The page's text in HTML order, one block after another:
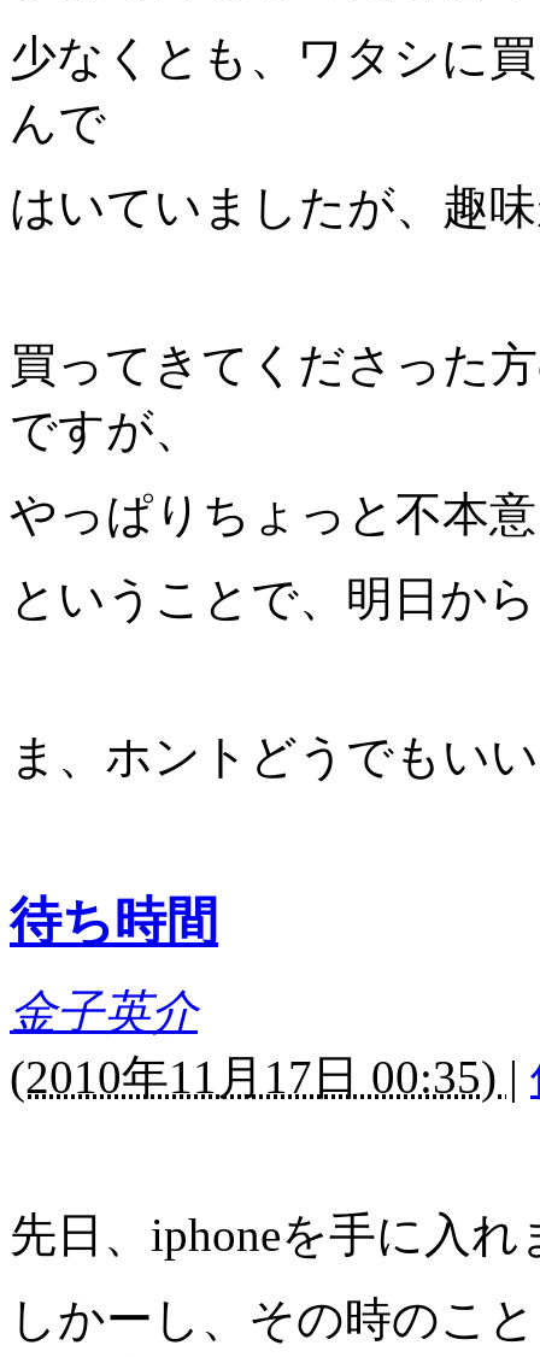
少なくとも、ワタシに
んで
はいていましたが、趣
買ってきてくださった
ですが、
やっぱりちょっと不本
ということで、明日か
ま、ホントどうでもい
待ち時間
金子英介
(2010年11月17日 00:35) |
先日、iphoneを手に入れ
しかーし、その時のこ